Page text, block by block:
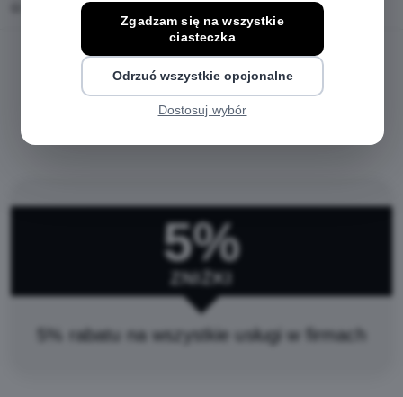
Oferty
Regulamin i warunki
5%
ZNIŻKI
5% rabatu na wszystkie usługi w firmach
Zgadzam się na wszystkie
ciasteczka
Odrzuć wszystkie opcjonalne
Dostosuj wybór